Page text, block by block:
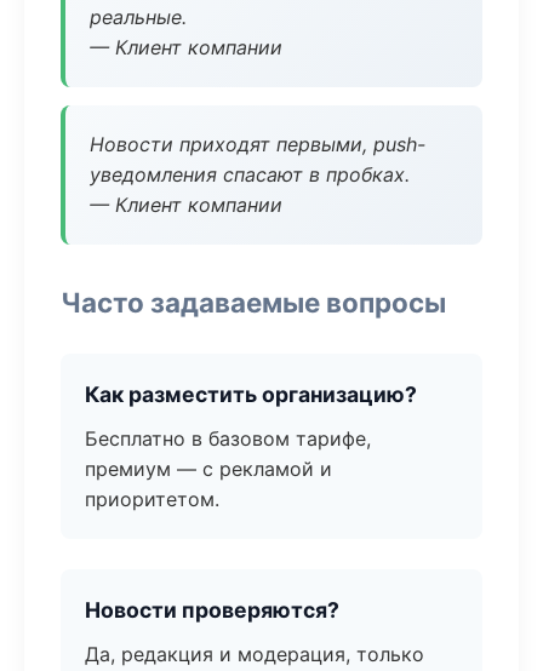
реальные.
— Клиент компании
Новости приходят первыми, push-
уведомления спасают в пробках.
— Клиент компании
Часто задаваемые вопросы
Как разместить организацию?
Бесплатно в базовом тарифе,
премиум — с рекламой и
приоритетом.
Новости проверяются?
Да, редакция и модерация, только